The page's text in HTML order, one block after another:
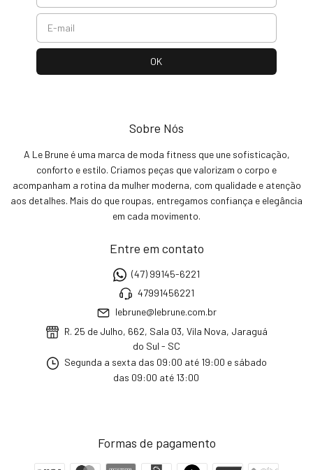
Sobre Nós
A Le Brune é uma marca de moda fitness que une sofisticação,
conforto e estilo. Criamos peças que valorizam o corpo e
acompanham a rotina da mulher moderna, com qualidade e atenção
aos detalhes. Mais do que roupas, entregamos confiança e elegância
em cada movimento.
Entre em contato
(47) 99145-6221
47991456221
lebrune@lebrune.com.br
R. 25 de Julho, 662, Sala 03, Vila Nova, Jaraguá
do Sul - SC
Segunda a sexta das 09:00 até 19:00 e sábado
das 09:00 até 13:00
Formas de pagamento